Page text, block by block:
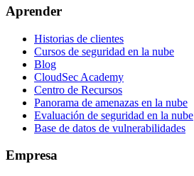
Aprender
Historias de clientes
Cursos de seguridad en la nube
Blog
CloudSec Academy
Centro de Recursos
Panorama de amenazas en la nube
Evaluación de seguridad en la nube
Base de datos de vulnerabilidades
Empresa